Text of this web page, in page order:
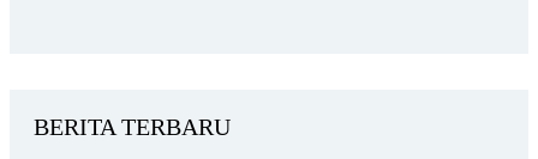
BERITA TERBARU